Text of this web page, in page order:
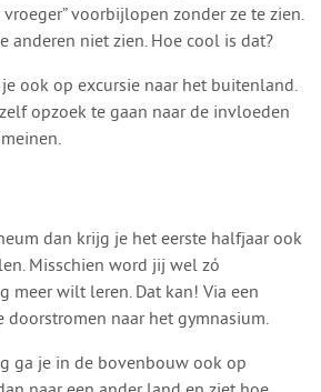
voorbijlopen zonder ze te zien.
anderen niet zien. Hoe cool is dat?
ook op excursie naar het buitenland.
opzoek te gaan naar de invloeden
dan krijg je het eerste halfjaar ook
Misschien word jij wel zó
meer wilt leren. Dat kan! Via een
doorstromen naar het gymnasium.
ga je in de bovenbouw ook op